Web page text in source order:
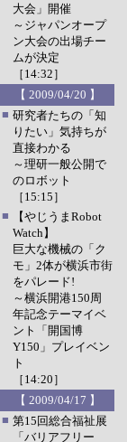
大会」開催
～ジャパンオープ
ン大会の出場チー
ムが決定
［14:32］
【 2009/04/20 】
■ 研究者たちの「知
りたい」気持ちが
直接わかる
～理研一般公開で
のロボット
［15:15］
■
【やじうまRobot
Watch】
巨大な機械の「ク
モ」2体が横浜市街
をパレード!
～横浜開港150周
年記念テーマイベ
ント「開国博
Y150」プレイベン
ト
［14:20］
【 2009/04/17 】
■ 第15回総合福祉展
「バリアフリー